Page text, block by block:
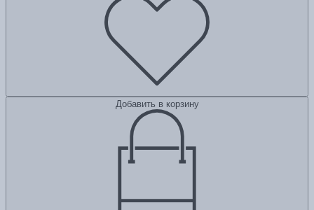
Добавить в корзину